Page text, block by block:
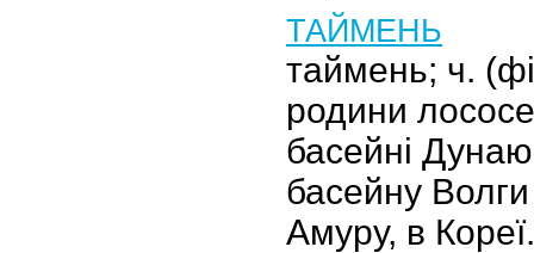
ТАЙМЕНЬ
таймень; ч.
родини
басейні Дунаю
басейну
Амуру, в